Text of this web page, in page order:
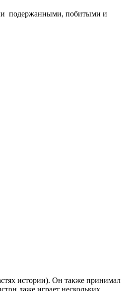
подержанными, побитыми и
истории). Он также принимал